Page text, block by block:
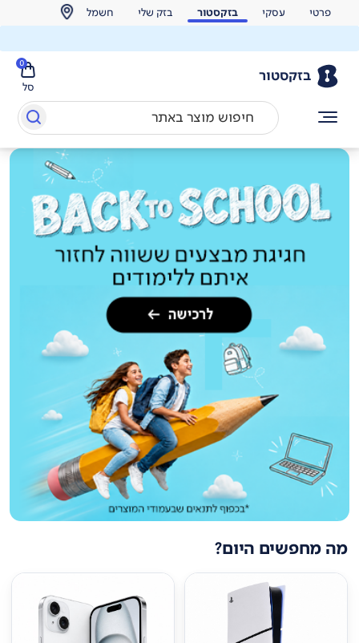
פרטי עסקי בזקסטור בזק שלי חשמל
בזקסטור
סל
0
מה מחפשים היום?